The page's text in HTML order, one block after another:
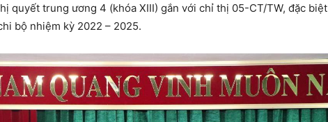
quyết trung ương 4 (khóa XIII) gắn với chỉ thị 05-CT/TW, đặc biệt
bộ nhiệm kỳ 2022 – 2025.